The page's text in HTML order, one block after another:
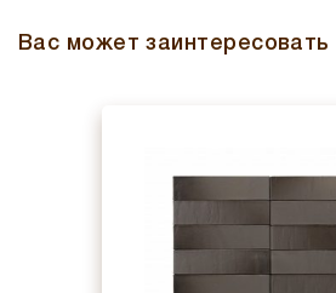
Вас может заинтересовать